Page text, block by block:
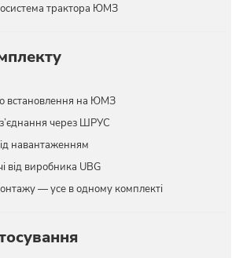
трактора ЮМЗ
встановлення на ЮМЗ
через ШРУС
навантаженням
від виробника UBG
— усе в одному комплекті